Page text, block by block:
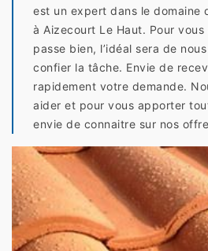
est un expert dans le domaine
à Aizecourt Le Haut. Pour
passe bien, l’idéal sera de
confier la tâche. Envie de
rapidement votre demande.
aider et pour vous apporter
envie de connaitre sur nos